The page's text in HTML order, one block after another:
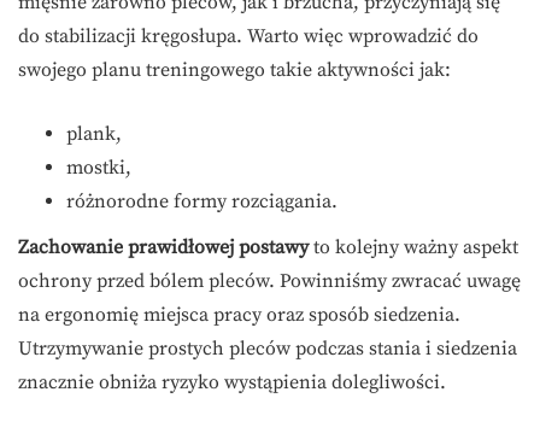
do stabilizacji kręgosłupa. Warto więc wprowadzić do
swojego planu treningowego takie aktywności jak:
plank,
mostki,
różnorodne formy rozciągania.
Zachowanie prawidłowej postawyto kolejny ważny aspekt
ochrony przed bólem pleców. Powinniśmy zwracać uwagę
na ergonomię miejsca pracy oraz sposób siedzenia.
Utrzymywanie prostych pleców podczas stania i siedzenia
znacznie obniża ryzyko wystąpienia dolegliwości.